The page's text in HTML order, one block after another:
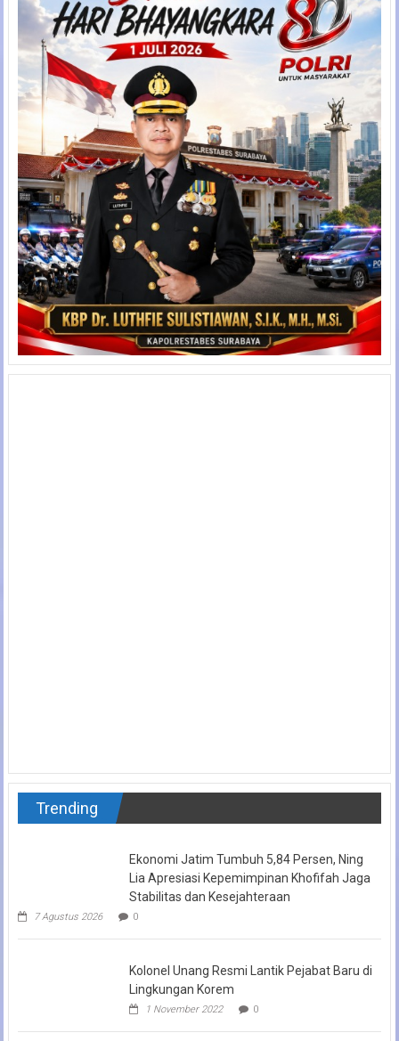
Trending
Ekonomi Jatim Tumbuh 5,84 Persen, Ning
Lia Apresiasi Kepemimpinan Khofifah Jaga
Stabilitas dan Kesejahteraan
7 Agustus 2026 0
Kolonel Unang Resmi Lantik Pejabat Baru di
Lingkungan Korem
1 November 2022 0